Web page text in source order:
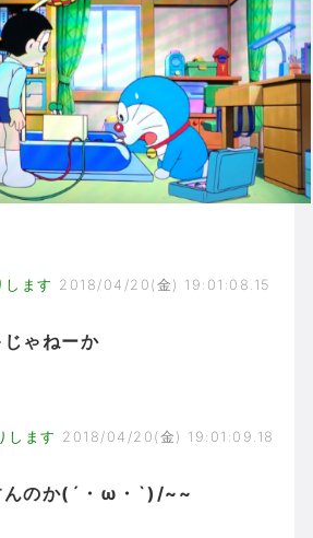
ます 2018/04/20(金) 19:01:08.15
ゃねーか
します 2018/04/20(金) 19:01:09.18
んのか(´・ω・`)/~~